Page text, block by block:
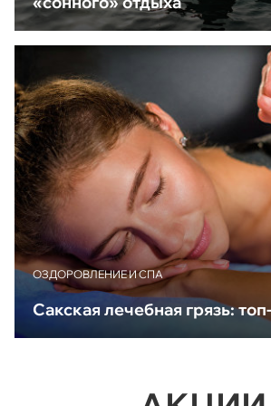
ОЗДОРОВЛЕНИЕ И СПА
Сакская лечебная грязь: